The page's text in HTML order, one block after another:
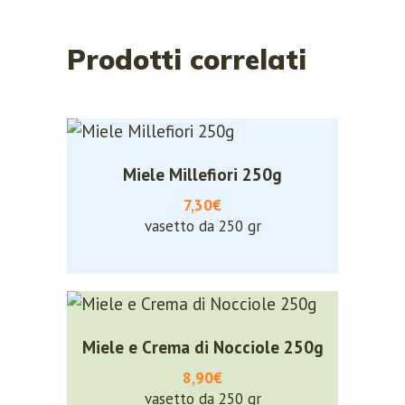
Prodotti correlati
Miele Millefiori 250g
7,30€
vasetto da 250 gr
Miele e Crema di Nocciole 250g
8,90€
vasetto da 250 gr
Register now.
REGISTER